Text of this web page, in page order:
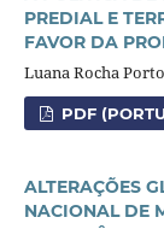
PREDIAL E
FAVOR DA
Luana Rocha
PDF
ALTERAÇÕES
NACIONAL DE